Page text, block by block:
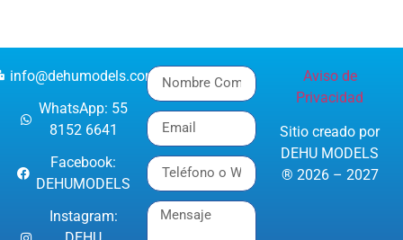
info@dehumodels.com
WhatsApp: 55
8152 6641
Facebook:
DEHUMODELS
Instagram:
Aviso de
Privacidad
Sitio creado por
DEHU MODELS
® 2026 – 2027